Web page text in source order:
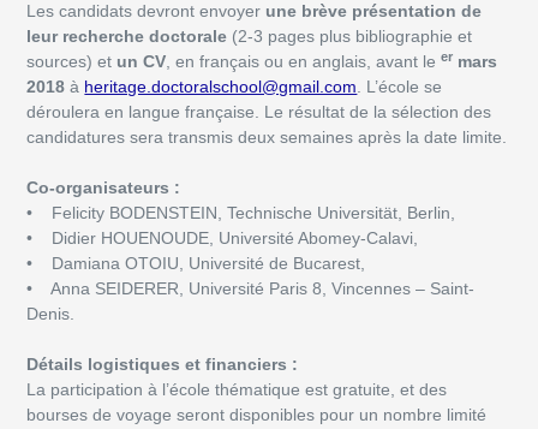
Les candidats devront envoyer une brève présentation de
leur recherche doctorale (2-3 pages plus bibliographie et
sources) et un CV, en français ou en anglais, avant leer mars
2018 à heritage.doctoralschool@gmail.com. L’école se
déroulera en langue française. Le résultat de la sélection des
candidatures sera transmis deux semaines après la date limite.
Co-organisateurs :
• Felicity BODENSTEIN, Technische Universität, Berlin,
• Didier HOUENOUDE, Université Abomey-Calavi,
• Damiana OTOIU, Université de Bucarest,
• Anna SEIDERER, Université Paris 8, Vincennes – Saint-
Denis.
Détails logistiques et financiers :
La participation à l’école thématique est gratuite, et des
bourses de voyage seront disponibles pour un nombre limité